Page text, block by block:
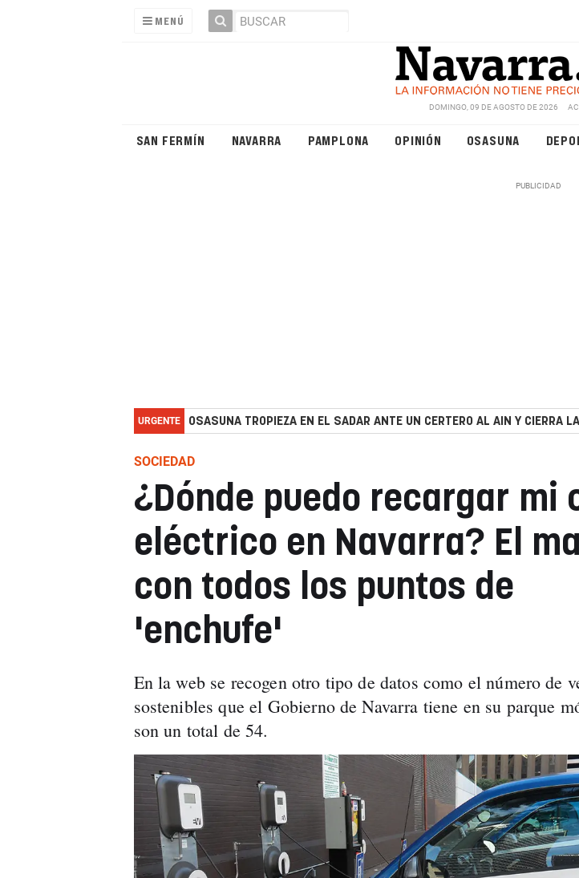
MENÚ
DOMINGO, 09 DE AGOSTO DE 2026
SAN FERMÍN NAVARRA PAMPLONA OPINIÓN OSASUNA
URGENTE OSASUNA TROPIEZA EN EL SADAR ANTE UN CERTERO AL AIN Y CIERRA
SOCIEDAD
¿Dónde puedo recargar mi
eléctrico en Navarra? El
con todos los puntos de
'enchufe'
En la web se recogen otro tipo de datos como el número de
sostenibles que el Gobierno de Navarra tiene en su parque
son un total de 54.